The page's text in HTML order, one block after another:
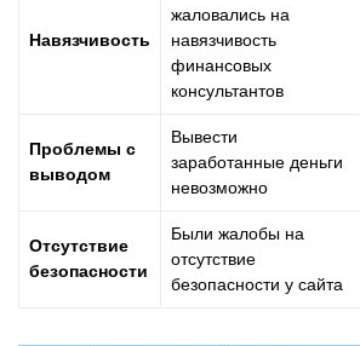
Навязчивость
жаловались на
навязчивость
финансовых
консультантов
Проблемы с
выводом
Вывести
заработанные деньги
невозможно
Отсутствие
безопасности
Были жалобы на
отсутствие
безопасности у сайта